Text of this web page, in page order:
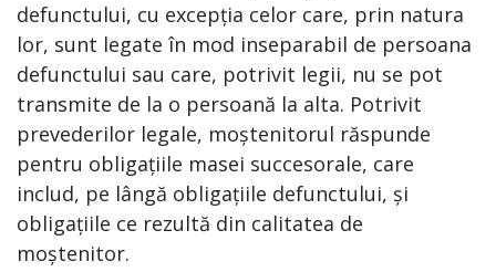
defunctului, cu excepția celor care, prin natura
lor, sunt legate în mod inseparabil de persoana
defunctului sau care, potrivit legii, nu se pot
transmite de la o persoană la alta. Potrivit
prevederilor legale, moștenitorul răspunde
pentru obligațiile masei succesorale, care
includ, pe lângă obligațiile defunctului, și
obligațiile ce rezultă din calitatea de
moștenitor.